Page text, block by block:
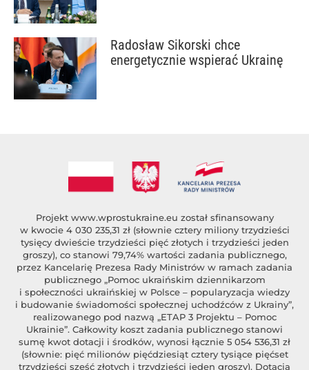
Radosław Sikorski chce
energetycznie wspierać Ukrainę
Projekt www.wprostukraine.eu został sfinansowany
w kwocie 4 030 235,31 zł (słownie cztery miliony trzydzieści
tysięcy dwieście trzydzieści pięć złotych i trzydzieści jeden
groszy), co stanowi 79,74% wartości zadania publicznego,
przez Kancelarię Prezesa Rady Ministrów w ramach zadania
publicznego „Pomoc ukraińskim dziennikarzom
i społeczności ukraińskiej w Polsce – popularyzacja wiedzy
i budowanie świadomości społecznej uchodźców z Ukrainy”,
realizowanego pod nazwą „ETAP 3 Projektu – Pomoc
Ukrainie”. Całkowity koszt zadania publicznego stanowi
sumę kwot dotacji i środków, wynosi łącznie 5 054 536,31 zł
(słownie: pięć milionów pięćdziesiąt cztery tysiące pięćset
trzydzieści sześć złotych i trzydzieści jeden groszy). Dotacja